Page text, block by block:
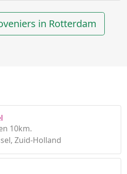
in Rotterdam
10km.
Zuid-Holland